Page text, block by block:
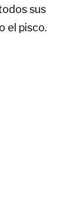
sus
el pisco.